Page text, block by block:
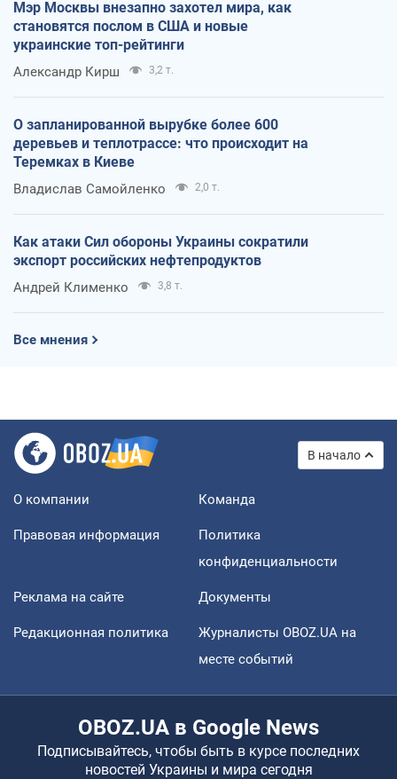
Мэр Москвы внезапно захотел мира, как
становятся послом в США и новые
украинские топ-рейтинги
Александр Кирш 3,2 т.
О запланированной вырубке более 600
деревьев и теплотрассе: что происходит на
Теремках в Киеве
Владислав Самойленко 2,0 т.
Как атаки Сил обороны Украины сократили
экспорт российских нефтепродуктов
Андрей Клименко 3,8 т.
Все мнения
В начало
О компании Команда
Правовая информация
Политика
конфиденциальности
Реклама на сайте Документы
Редакционная политика
Журналисты OBOZ.UA на
месте событий
OBOZ.UA в Google News
Подписывайтесь, чтобы быть в курсе последних
новостей Украины и мира сегодня